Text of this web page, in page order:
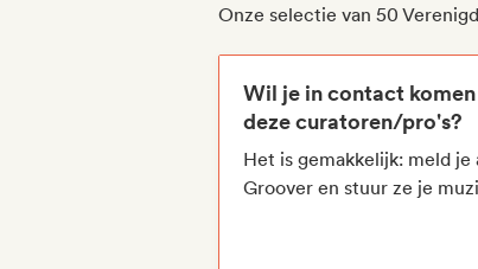
Onze selectie van 50
Wil je in contact
deze curatoren/pro's?
Het is gemakkelijk: meld je
Groover en stuur ze je